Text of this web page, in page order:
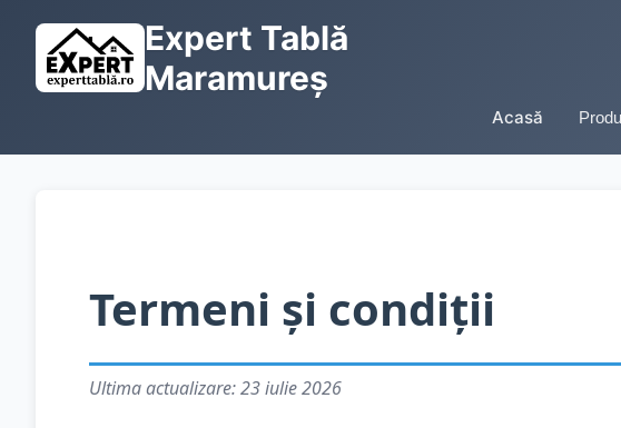
Expert Tablă
Maramureș
Acasă
Termeni și condiții
Ultima actualizare: 23 iulie 2026